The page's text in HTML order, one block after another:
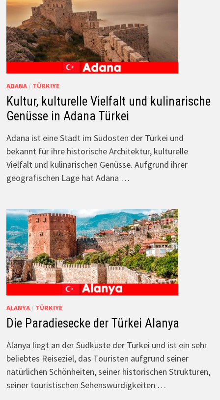
ADANA/ TÜRKIYE
Kultur, kulturelle Vielfalt und kulinarische
Genüsse in Adana Türkei
Adana ist eine Stadt im Südosten der Türkei und
bekannt für ihre historische Architektur, kulturelle
Vielfalt und kulinarischen Genüsse. Aufgrund ihrer
geografischen Lage hat Adana …
ALANYA/ TÜRKIYE
Die Paradiesecke der Türkei Alanya
Alanya liegt an der Südküste der Türkei und ist ein sehr
beliebtes Reiseziel, das Touristen aufgrund seiner
natürlichen Schönheiten, seiner historischen Strukturen,
seiner touristischen Sehenswürdigkeiten …